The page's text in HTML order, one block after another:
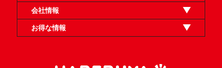
オンラインショップ
買取
記事
選手一覧
デッキ検索
デッキ構築
イベント・大会
店舗のご案内
お問い合わせ
ヘルプ
FAQ
会社情報
利用規約
スタッフ募集
特定商取引法表示
個人情報保護方針
企業情報
お得な情報